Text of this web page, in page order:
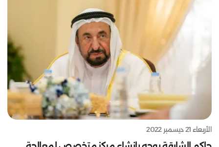
الأربعاء 21 ديسمبر 2022